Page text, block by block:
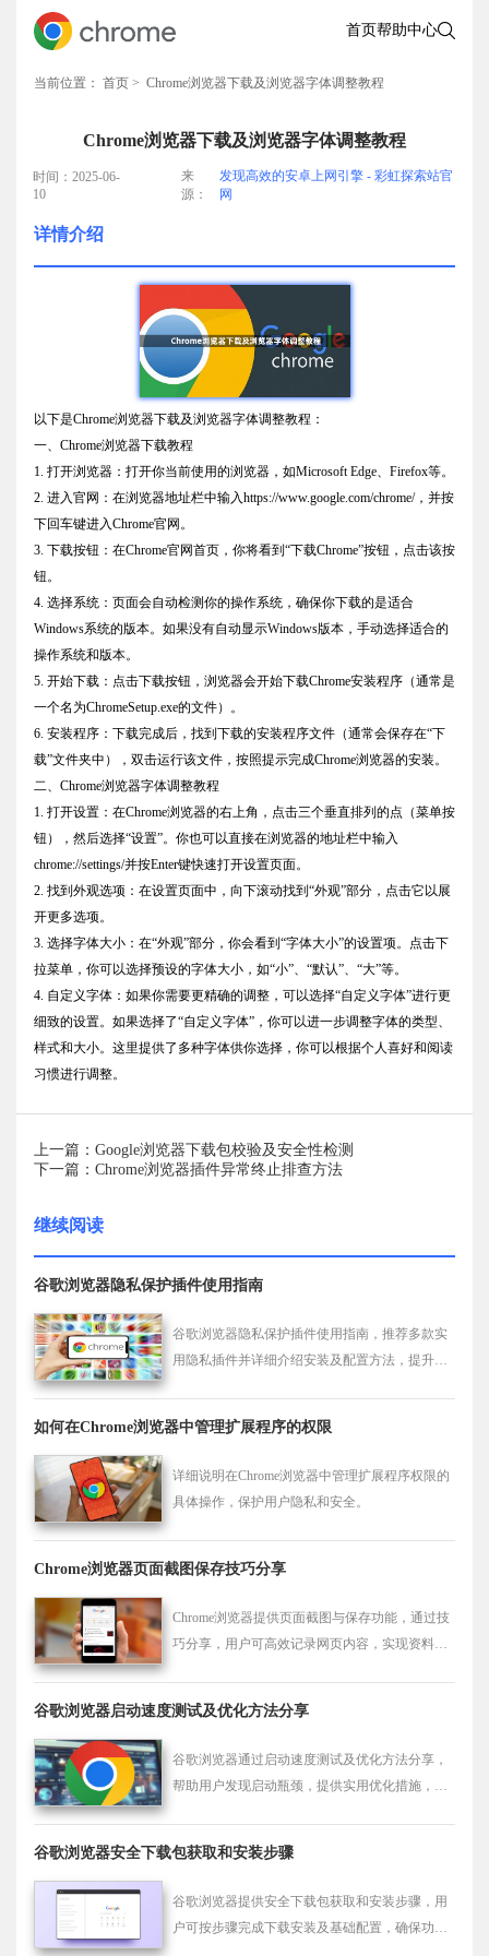
首页帮助中心
当前位置： 首页 > Chrome浏览器下载及浏览器字体调整教程
Chrome浏览器下载及浏览器字体调整教程
时间：2025-06-
10
来
源：
发现高效的安卓上网引擎 - 彩虹探索站官
网
详情介绍
以下是Chrome浏览器下载及浏览器字体调整教程：
一、Chrome浏览器下载教程
1. 打开浏览器：打开你当前使用的浏览器，如Microsoft Edge、Firefox等。
2. 进入官网：在浏览器地址栏中输入https://www.google.com/chrome/，并按
下回车键进入Chrome官网。
3. 下载按钮：在Chrome官网首页，你将看到“下载Chrome”按钮，点击该按
钮。
4. 选择系统：页面会自动检测你的操作系统，确保你下载的是适合
Windows系统的版本。如果没有自动显示Windows版本，手动选择适合的
操作系统和版本。
5. 开始下载：点击下载按钮，浏览器会开始下载Chrome安装程序（通常是
一个名为ChromeSetup.exe的文件）。
6. 安装程序：下载完成后，找到下载的安装程序文件（通常会保存在“下
载”文件夹中），双击运行该文件，按照提示完成Chrome浏览器的安装。
二、Chrome浏览器字体调整教程
1. 打开设置：在Chrome浏览器的右上角，点击三个垂直排列的点（菜单按
钮），然后选择“设置”。你也可以直接在浏览器的地址栏中输入
chrome://settings/并按Enter键快速打开设置页面。
2. 找到外观选项：在设置页面中，向下滚动找到“外观”部分，点击它以展
开更多选项。
3. 选择字体大小：在“外观”部分，你会看到“字体大小”的设置项。点击下
拉菜单，你可以选择预设的字体大小，如“小”、“默认”、“大”等。
4. 自定义字体：如果你需要更精确的调整，可以选择“自定义字体”进行更
细致的设置。如果选择了“自定义字体”，你可以进一步调整字体的类型、
样式和大小。这里提供了多种字体供你选择，你可以根据个人喜好和阅读
习惯进行调整。
上一篇：Google浏览器下载包校验及安全性检测
下一篇：Chrome浏览器插件异常终止排查方法
继续阅读
谷歌浏览器隐私保护插件使用指南
谷歌浏览器隐私保护插件使用指南，推荐多款实
用隐私插件并详细介绍安装及配置方法，提升用
如何在Chrome浏览器中管理扩展程序的权限
详细说明在Chrome浏览器中管理扩展程序权限的
具体操作，保护用户隐私和安全。
Chrome浏览器页面截图保存技巧分享
Chrome浏览器提供页面截图与保存功能，通过技
巧分享，用户可高效记录网页内容，实现资料整
谷歌浏览器启动速度测试及优化方法分享
谷歌浏览器通过启动速度测试及优化方法分享，
帮助用户发现启动瓶颈，提供实用优化措施，实
谷歌浏览器安全下载包获取和安装步骤
谷歌浏览器提供安全下载包获取和安装步骤，用
户可按步骤完成下载安装及基础配置，确保功能